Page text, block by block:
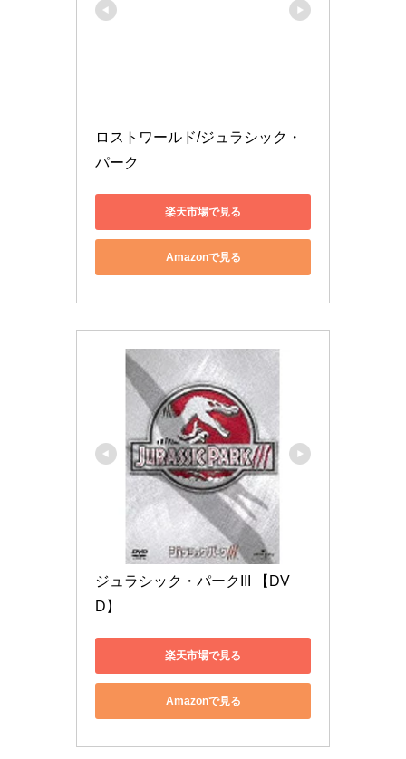
ロストワールド/ジュラシック・
パーク
楽天市場で見る
Amazonで見る
ジュラシック・パークIII 【DV
D】
楽天市場で見る
Amazonで見る